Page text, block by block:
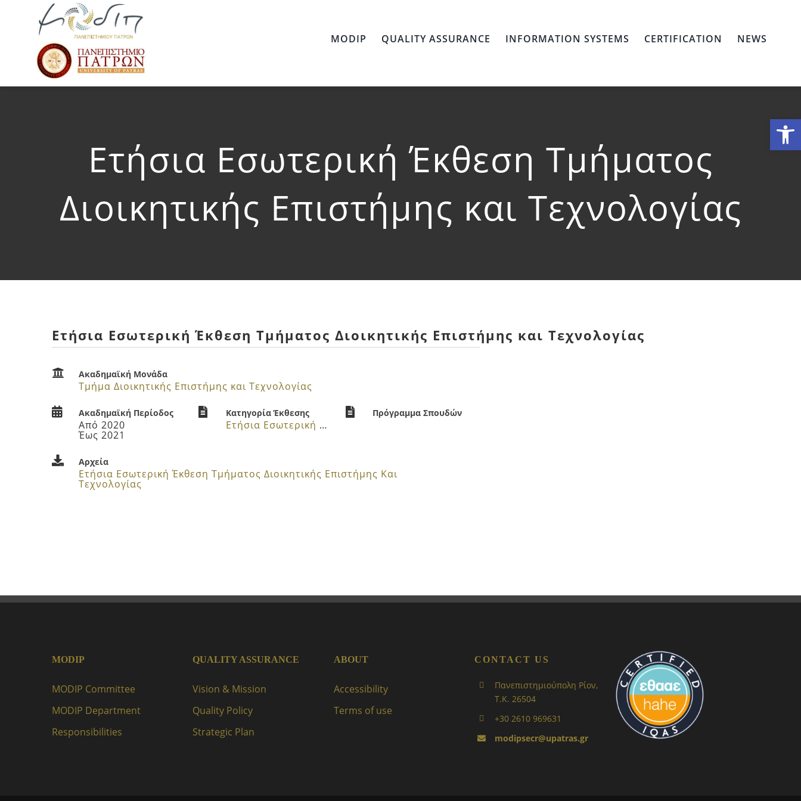
MODIP QUALITY ASSURANCE INFORMATION SYSTEMS CERTIFICATION NEWS
Ετήσια Εσωτερική Έκθεση Τμήματος
Διοικητικής Επιστήμης και Τεχνολογίας
Ετήσια Εσωτερική Έκθεση Τμήματος Διοικητικής Επιστήμης και Τεχνολογίας
Ακαδημαϊκή Μονάδα
Τμήμα Διοικητικής Επιστήμης και Τεχνολογίας
Ακαδημαϊκή Περίοδος
Από 2020
Έως 2021
Κατηγορία Έκθεσης
Ετήσια Εσωτερική Έκθεση
Πρόγραμμα Σπουδών
Αρχεία
Ετήσια Εσωτερική Έκθεση Τμήματος Διοικητικής Επιστήμης Και
Τεχνολογίας
MODIP
MODIP Committee
MODIP Department
Responsibilities
QUALITY ASSURANCE
Vision & Mission
Quality Policy
Strategic Plan
ABOUT
Accessibility
Terms of use
CONTACT US
Πανεπιστημιούπολη Ρίον,
Τ.Κ. 26504
+30 2610 969631
modipsecr@upatras.gr